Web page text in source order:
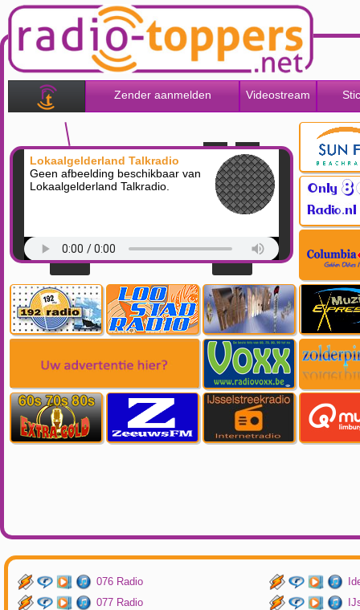
Zender aanmelden Videostream
Lokaalgelderland Talkradio
Geen afbeelding beschikbaar van
Lokaalgelderland Talkradio.
076 Radio
077 Radio